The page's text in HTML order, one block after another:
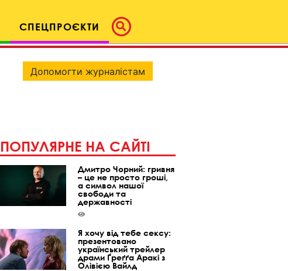
СПЕЦПРОЄКТИ
Допомогти журналістам
ПОПУЛЯРНЕ НА САЙТІ
Дмитро Чорний: гривня
– це не просто гроші,
а символ нашої
свободи та
державності
Я хочу від тебе сексу:
презентовано
український трейлер
драми Ґреґґа Аракі з
Олівією Вайлд